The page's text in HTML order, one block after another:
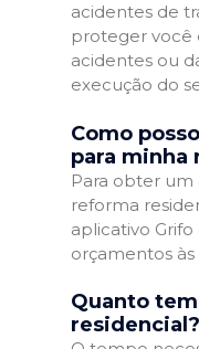
acidentes de
proteger você
acidentes ou
execução do
Como
para minha
Para obter um
reforma
aplicativo
orçamentos às
Quanto
residencial?